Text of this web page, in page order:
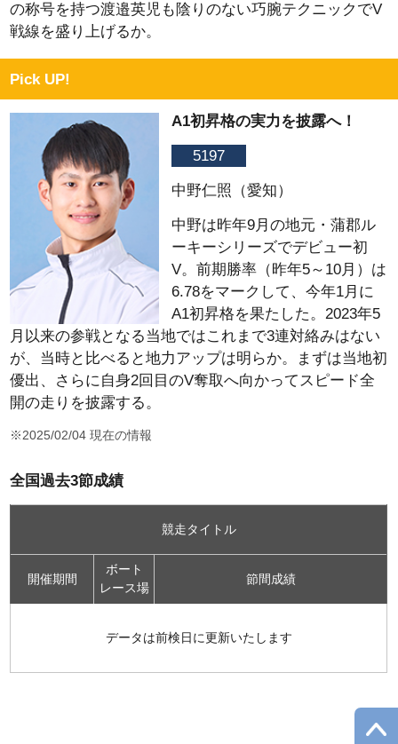
の称号を持つ渡邉英児も陰りのない巧腕テクニックでV
戦線を盛り上げるか。
Pick UP!
A1初昇格の実力を披露へ！
5197
中野仁照（愛知）
中野は昨年9月の地元・蒲郡ル
ーキーシリーズでデビュー初
V。前期勝率（昨年5～10月）は
6.78をマークして、今年1月に
A1初昇格を果たした。2023年5
月以来の参戦となる当地ではこれまで3連対絡みはない
が、当時と比べると地力アップは明らか。まずは当地初
優出、さらに自身2回目のV奪取へ向かってスピード全
開の走りを披露する。
※2025/02/04 現在の情報
全国過去3節成績
競走タイトル
開催期間
ボート
レース場
節間成績
データは前検日に更新いたします